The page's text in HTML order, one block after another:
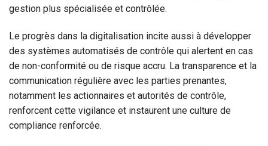
gestion plus spécialisée et contrôlée.
Le progrès dans la digitalisation incite aussi à développer
des systèmes automatisés de contrôle qui alertent en cas
de non-conformité ou de risque accru. La transparence et la
communication régulière avec les parties prenantes,
notamment les actionnaires et autorités de contrôle,
renforcent cette vigilance et instaurent une culture de
compliance renforcée.